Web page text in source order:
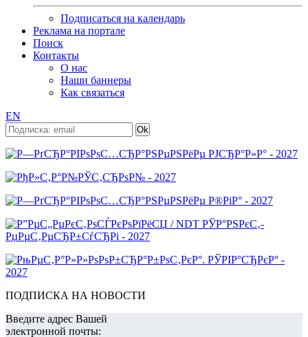
Подписаться на календарь
Реклама на портале
Поиск
Контакты
О нас
Наши баннеры
Как связаться
EN
ПОДПИСКА НА НОВОСТИ
Введите адрес Вашей
электронной почты: